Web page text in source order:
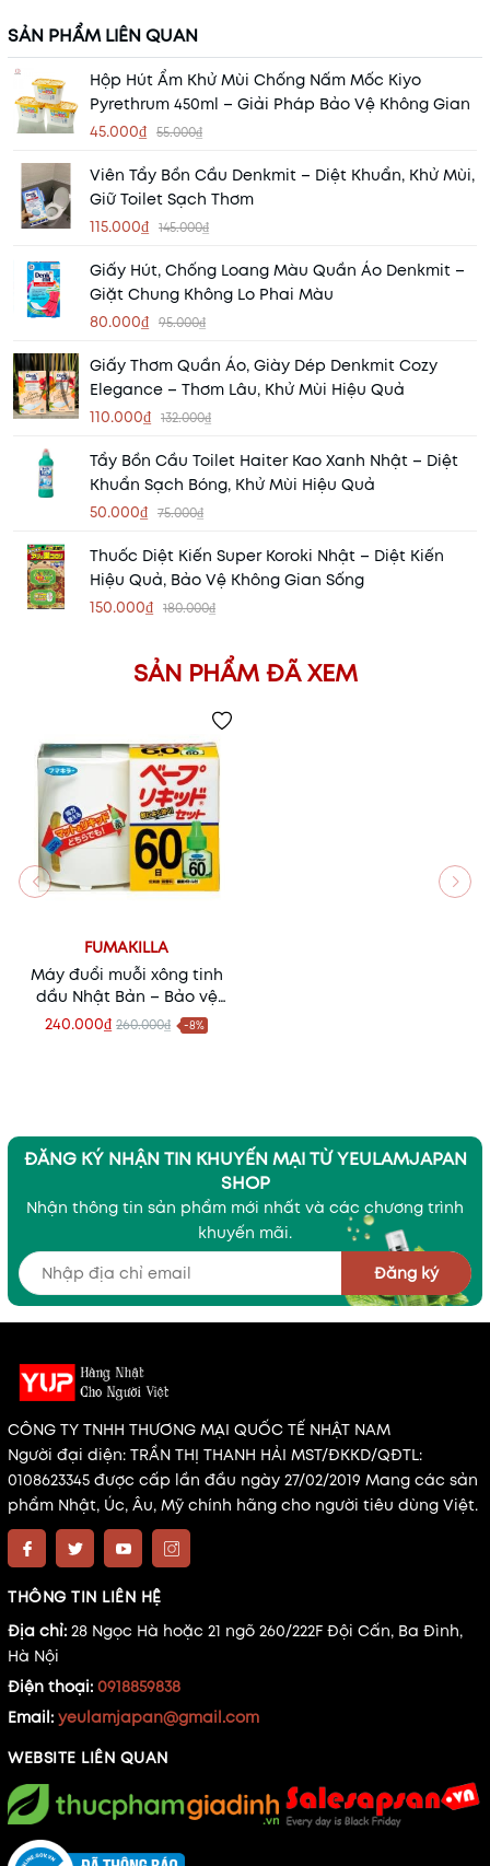
SẢN PHẨM LIÊN QUAN
Hộp Hút Ẩm Khử Mùi Chống Nấm Mốc Kiyo
Pyrethrum 450ml – Giải Pháp Bảo Vệ Không Gian
45.000₫ 55.000₫
Viên Tẩy Bồn Cầu Denkmit – Diệt Khuẩn, Khử Mùi,
Giữ Toilet Sạch Thơm
115.000₫ 145.000₫
Giấy Hút, Chống Loang Màu Quần Áo Denkmit –
Giặt Chung Không Lo Phai Màu
80.000₫ 95.000₫
Giấy Thơm Quần Áo, Giày Dép Denkmit Cozy
Elegance – Thơm Lâu, Khử Mùi Hiệu Quả
110.000₫ 132.000₫
Tẩy Bồn Cầu Toilet Haiter Kao Xanh Nhật – Diệt
Khuẩn Sạch Bóng, Khử Mùi Hiệu Quả
50.000₫ 75.000₫
Thuốc Diệt Kiến Super Koroki Nhật – Diệt Kiến
Hiệu Quả, Bảo Vệ Không Gian Sống
150.000₫ 180.000₫
SẢN PHẨM ĐÃ XEM
FUMAKILLA
Máy đuổi muỗi xông tinh
dầu Nhật Bản – Bảo vệ
gia đình an toàn, hiệu
240.000₫ 260.000₫ -8%
ĐĂNG KÝ NHẬN TIN KHUYẾN MẠI TỪ YEULAMJAPAN
SHOP
Nhận thông tin sản phẩm mới nhất và các chương trình
khuyến mãi.
Đăng ký
CÔNG TY TNHH THƯƠNG MẠI QUỐC TẾ NHẬT NAM
Người đại diện: TRẦN THỊ THANH HẢI MST/ĐKKD/QĐTL:
0108623345 được cấp lần đầu ngày 27/02/2019 Mang các sản
phẩm Nhật, Úc, Âu, Mỹ chính hãng cho người tiêu dùng Việt.
THÔNG TIN LIÊN HỆ
Địa chỉ: 28 Ngọc Hà hoặc 21 ngõ 260/222F Đội Cấn, Ba Đình,
Hà Nội
Điện thoại: 0918859838
Email: yeulamjapan@gmail.com
WEBSITE LIÊN QUAN